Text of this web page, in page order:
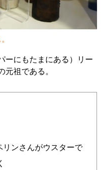
ーにもたまにある）リー
元祖である。
リンさんがウスターで